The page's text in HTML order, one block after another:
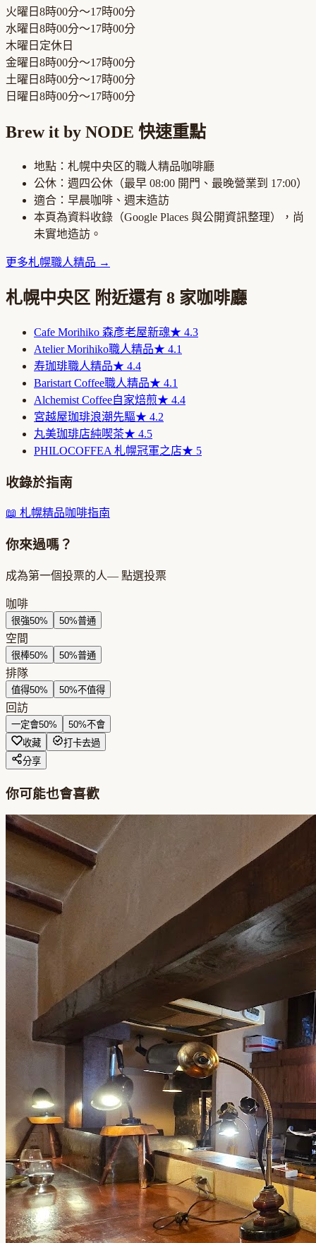
火曜日 8時00分～17時00分
水曜日 8時00分～17時00分
木曜日 定休日
金曜日 8時00分～17時00分
土曜日 8時00分～17時00分
日曜日 8時00分～17時00分
Brew it by NODE 快速重點
地點： 札幌中央区的職人精品咖啡廳
公休： 週四公休 （最早 08:00 開門、最晚營業到 17:00）
適合： 早晨咖啡、週末造訪
本頁為資料收錄（Google Places 與公開資訊整理），尚
未實地造訪。
更多札幌職人精品 →
札幌中央区 附近還有 8 家咖啡廳
Cafe Morihiko 森彥老屋新魂★ 4.3
Atelier Morihiko職人精品★ 4.1
寿珈琲職人精品★ 4.4
Baristart Coffee職人精品★ 4.1
Alchemist Coffee自家焙煎★ 4.4
宮越屋珈琲浪潮先驅★ 4.2
丸美珈琲店純喫茶★ 4.5
PHILOCOFFEA 札幌冠軍之店★ 5
收錄於指南
📖 札幌精品咖啡指南
你來過嗎？
成為第一個投票的人— 點選投票
咖啡
很強50% 50%普通
空間
很棒50% 50%普通
排隊
值得50% 50%不值得
回訪
一定會50% 50%不會
收藏
打卡去過
分享
你可能也會喜歡